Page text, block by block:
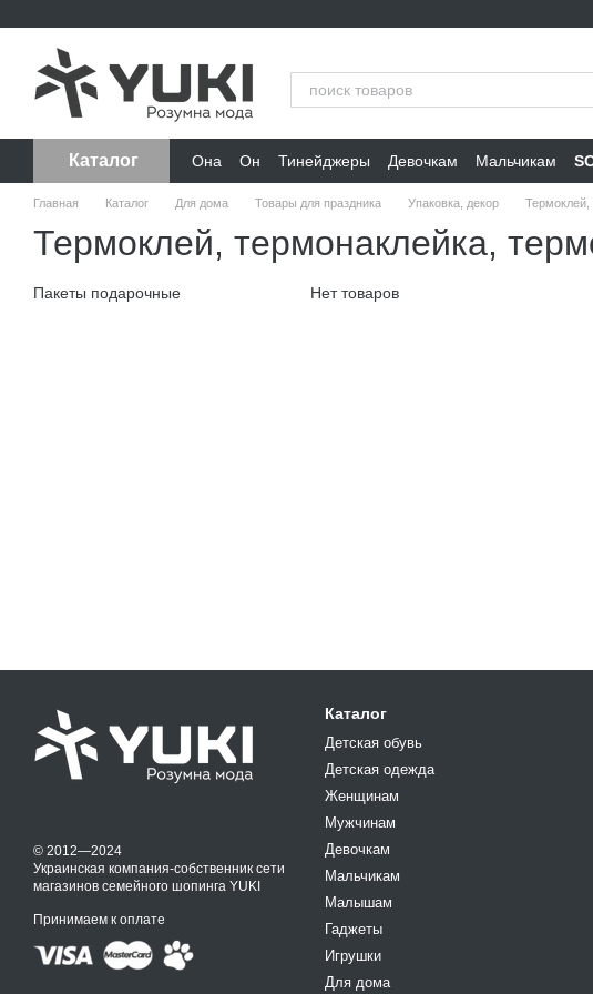
Каталог Она Он Тинейджеры Девочкам Мальчикам
Главная Каталог Для дома Товары для праздника Упаковка, декор Термоклей,
Термоклей, термонаклейка,
Нет товаров
Пакеты подарочные
© 2012—2024
Украинская компания-собственник сети
магазинов семейного шопинга YUKI
Принимаем к оплате
Каталог
Детская обувь
Детская одежда
Женщинам
Мужчинам
Девочкам
Мальчикам
Малышам
Гаджеты
Игрушки
Для дома